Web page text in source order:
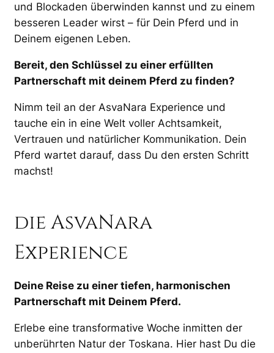
die AsvaNara
Experience
Deine Reise zu einer tiefen, harmonischen
Partnerschaft mit Deinem Pferd.
Erlebe eine transformative Woche inmitten der
unberührten Natur der Toskana. Hier hast Du die
und Blockaden überwinden kannst und zu einem
besseren Leader wirst – für Dein Pferd und in
Deinem eigenen Leben.
Bereit, den Schlüssel zu einer erfüllten
Partnerschaft mit deinem Pferd zu finden?
Nimm teil an der AsvaNara Experience und
tauche ein in eine Welt voller Achtsamkeit,
Vertrauen und natürlicher Kommunikation. Dein
Pferd wartet darauf, dass Du den ersten Schritt
machst!